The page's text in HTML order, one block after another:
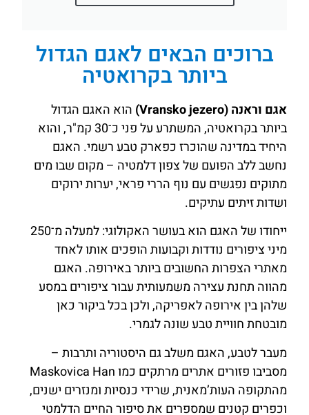
ברוכים הבאים לאגם הגדול
ביותר בקרואטיה
אגם וראנה (Vransko jezero)
הוא האגם הגדול
ביותר בקרואטיה, המשתרע על פני כ־30 קמ"ר, והוא
היחיד במדינה שהוכרז כפארק טבע רשמי. האגם
נחשב ללב הפועם של צפון דלמטיה – מקום שבו מים
מתוקים נפגשים עם נוף הררי פראי, יערות ירוקים
ושדות זיתים עתיקים.
ייחודו של האגם הוא בעושר האקולוגי: למעלה מ־250
מיני ציפורים נודדות וקבועות הופכים אותו לאחד
מאתרי הצפרות החשובים ביותר באירופה. האגם
מהווה תחנת עצירה משמעותית עבור ציפורים במסע
שלהן בין אירופה לאפריקה, ולכן בכל ביקור כאן
מובטחת חוויית טבע שונה לגמרי.
מעבר לטבע, האגם משלב גם היסטוריה ותרבות –
מסביבו פזורים אתרים מרתקים כמוMaskovica Han
מהתקופה העות’מאנית, שרידי כנסיות ומנזרים ישנים,
וכפרים קטנים שמספרים את סיפור החיים הדלמטי